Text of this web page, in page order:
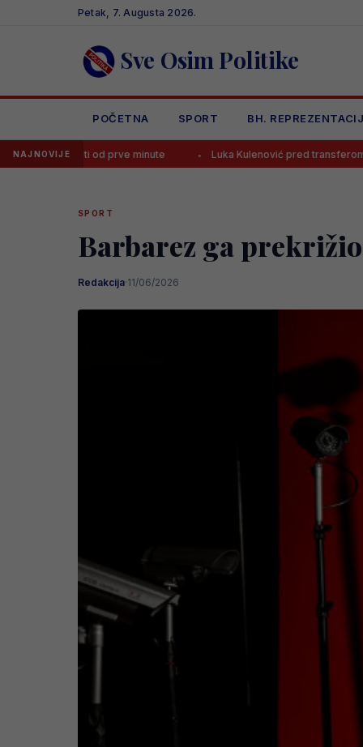
Petak, 7. Augusta 2026.
Sve Osim Politike
POČETNA SPORT BH.
NAJNOVIJE
od prve minute Luka Kulenović pred transferom, tri su opcije!
SPORT
Barbarez ga
Redakcija·11/06/2026